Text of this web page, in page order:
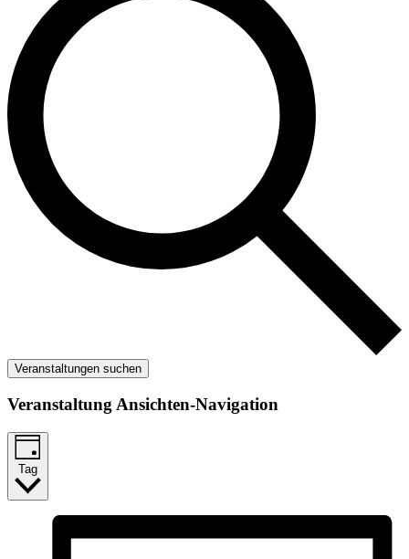
Veranstaltungen suchen
Veranstaltung Ansichten-Navigation
Tag